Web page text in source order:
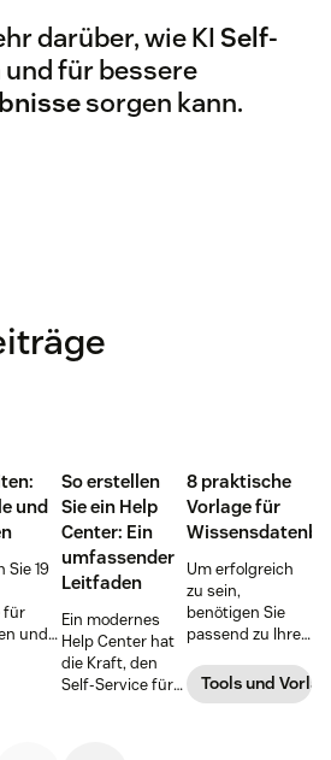
darüber, wie KI Self-
für bessere
sorgen kann.
und
Sie 19
für
und
So erstellen
Sie ein Help
Center: Ein
umfassender
Leitfaden
Ein modernes
Help Center hat
die Kraft, den
Self-Service für
8 praktische
Vorlage für
Um erfolgreich
zu sein,
benötigen Sie
passend zu Ihrer
ausgewogene
Zusammensetzung
Tools und